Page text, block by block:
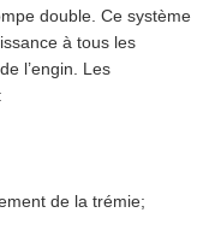
double. Ce système
à tous les
l’engin. Les
de la trémie;